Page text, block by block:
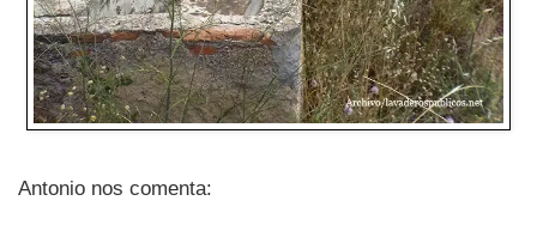
Antonio nos comenta: